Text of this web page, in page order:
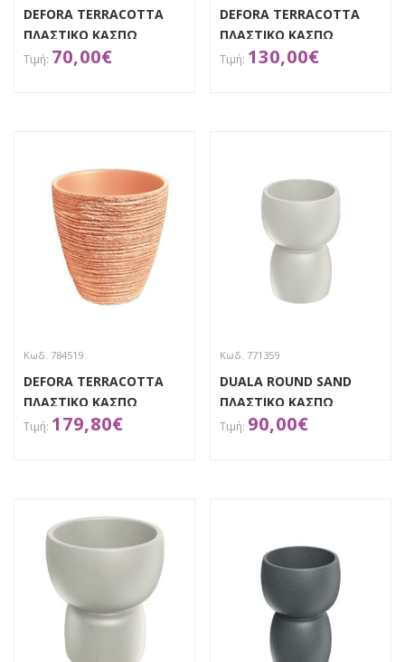
DEFORA TERRACOTTA
ΠΛΑΣΤΙΚΟ ΚΑΣΠΩ
40Χ40Χ40ΕΚ.
70,00€
DEFORA TERRACOTTA
ΠΛΑΣΤΙΚΟ ΚΑΣΠΩ
47Χ47Χ48ΕΚ..
130,00€
Κωδ. 784519
DEFORA TERRACOTTA
ΠΛΑΣΤΙΚΟ ΚΑΣΠΩ
60Χ60Χ60ΕΚ.
179,80€
Κωδ. 771359
DUALA ROUND SAND
ΠΛΑΣΤΙΚΟ ΚΑΣΠΩ
Φ30Χ41.5EK
90,00€